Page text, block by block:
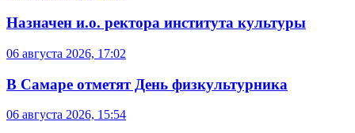
Назначен и.о. ректора института культуры
06 августа 2026, 17:02
В Самаре отметят День физкультурника
06 августа 2026, 15:54